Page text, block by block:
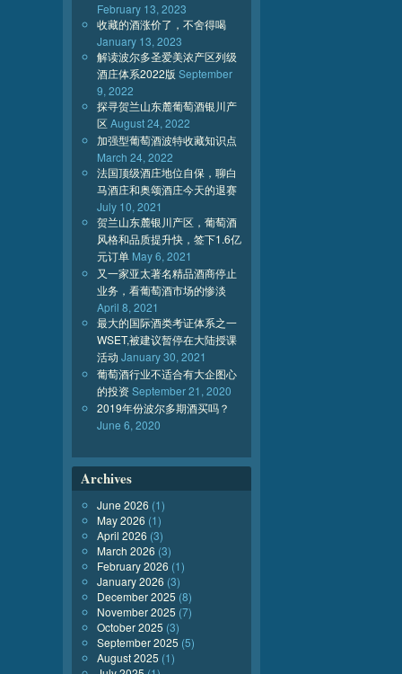
February 13, 2023
收藏的酒涨价了，不舍得喝
January 13, 2023
解读波尔多圣爱美浓产区列级
酒庄体系2022版 September
9, 2022
探寻贺兰山东麓葡萄酒银川产
区August 24, 2022
加强型葡萄酒波特收藏知识点
March 24, 2022
法国顶级酒庄地位自保，聊白
马酒庄和奥颂酒庄今天的退赛
July 10, 2021
贺兰山东麓银川产区，葡萄酒
风格和品质提升快，签下1.6亿
元订单 May 6, 2021
又一家亚太著名精品酒商停止
业务，看葡萄酒市场的惨淡
April 8, 2021
最大的国际酒类考证体系之一
WSET,被建议暂停在大陆授课
活动 January 30, 2021
葡萄酒行业不适合有大企图心
的投资September 21, 2020
2019年份波尔多期酒买吗？
June 6, 2020
Archives
June 2026 (1)
May 2026 (1)
April 2026 (3)
March 2026 (3)
February 2026 (1)
January 2026 (3)
December 2025 (8)
November 2025 (7)
October 2025 (3)
September 2025 (5)
August 2025 (1)